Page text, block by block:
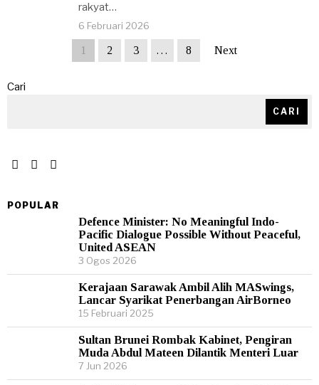
rakyat…
6 Februari 2026
1 2 3 … 8 Next
Cari
CARI
POPULAR
Defence Minister: No Meaningful Indo-
Pacific Dialogue Possible Without Peaceful,
United ASEAN
3 Ogos 2026
Kerajaan Sarawak Ambil Alih MASwings,
Lancar Syarikat Penerbangan AirBorneo
15 Februari 2025
Sultan Brunei Rombak Kabinet, Pengiran
Muda Abdul Mateen Dilantik Menteri Luar
7 Jun 2026